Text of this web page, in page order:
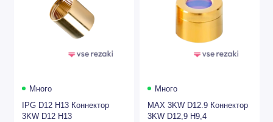
Защитные стекла для лазеров
Лазерные режущие головки
Средства для очистки оптики
Много
IPG D12 H13 Коннектор
3KW D12 H13
Много
MAX 3KW D12.9 Коннектор
3KW D12,9 H9,4